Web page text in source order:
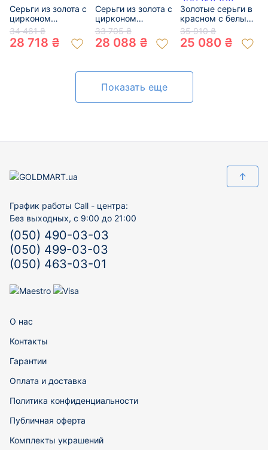
Серьги из золота с
цирконом
«Квадрат» 01-
200504070
34 461 ₴
28 718 ₴
Серьги из золота с
цирконом
«Квадрат» 01-
200510643
33 705 ₴
28 088 ₴
Золотые серьги в
красном с белым
цвете с цирконом
01-200258298
35 910 ₴
25 080 ₴
Показать еще
↑
График работы Call - центра:
Без выходных, с 9:00 до 21:00
(050) 490-03-03
(050) 499-03-03
(050) 463-03-01
О нас
Контакты
Гарантии
Оплата и доставка
Политика конфиденциальности
Публичная оферта
Комплекты украшений